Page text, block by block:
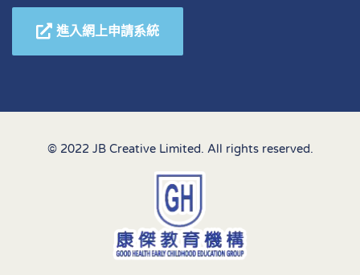
進入網上申請系統
© 2022 JB Creative Limited. All rights reserved.